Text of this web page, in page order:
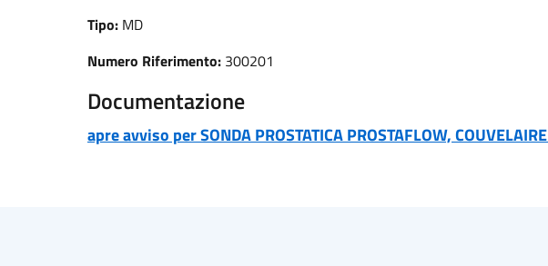
Tipo: MD
Numero Riferimento: 300201
Documentazione
apre avviso per SONDA PROSTATICA PROSTAFLOW, COUVELAIRE